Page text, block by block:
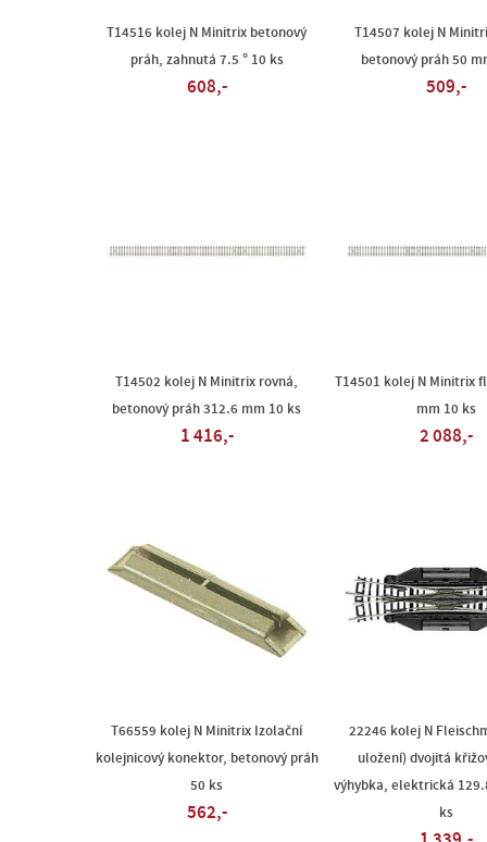
T14516 kolej N Minitrix betonový
práh, zahnutá 7.5 ° 10 ks
608,-
T14507 kolej N
betonový práh 50
509,-
T14502 kolej N Minitrix rovná,
betonový práh 312.6 mm 10 ks
1 416,-
T14501 kolej N Minitrix
mm 10 ks
2 088,-
T66559 kolej N Minitrix Izolační
kolejnicový konektor, betonový práh
50 ks
562,-
22246 kolej N
uložení) dvojitá
výhybka, elektrická
ks